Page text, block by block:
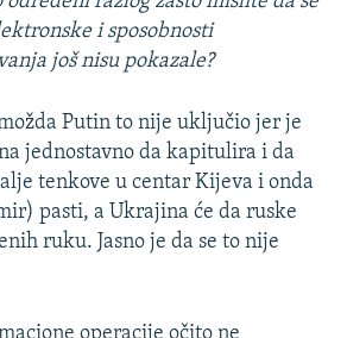
i sposobnosti
još nisu pokazale?
Putin to nije uključio jer je
jednostavno da kapitulira i da
tenkove u centar Kijeva i onda
pasti, a Ukrajina će da ruske
ruku. Jasno je da se to nije